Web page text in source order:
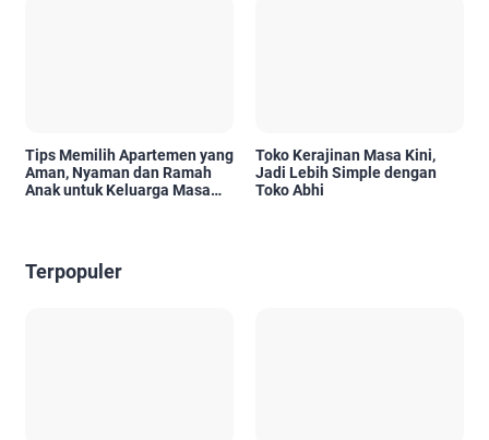
Tips Memilih Apartemen yang
Aman, Nyaman dan Ramah
Anak untuk Keluarga Masa
Toko Kerajinan Masa Kini,
Jadi Lebih Simple dengan
Toko Abhi
Terpopuler